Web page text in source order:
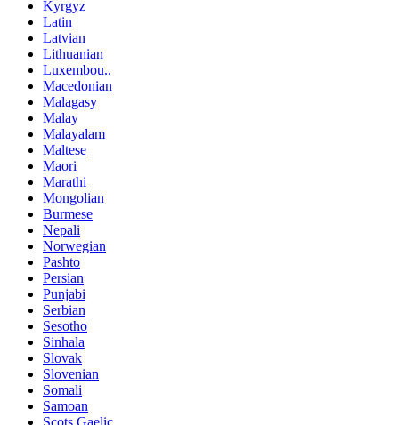
Kyrgyz
Latin
Latvian
Lithuanian
Luxembou..
Macedonian
Malagasy
Malay
Malayalam
Maltese
Maori
Marathi
Mongolian
Burmese
Nepali
Norwegian
Pashto
Persian
Punjabi
Serbian
Sesotho
Sinhala
Slovak
Slovenian
Somali
Samoan
Scots Gaelic